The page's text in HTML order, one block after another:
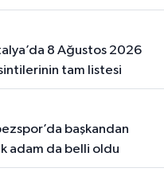
nefesler tutuldu
tam listesi
adam da belli oldu